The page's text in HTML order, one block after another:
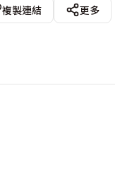
複製連結
更多